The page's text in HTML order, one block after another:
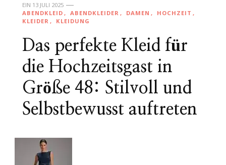
EIN 13 JULI 2025
ABENDKLEID
ABENDKLEIDER DAMEN
HOCHZEIT
KLEIDER
KLEIDUNG
Das perfekte Kleid für
die Hochzeitsgast in
Größe 48: Stilvoll und
Selbstbewusst auftreten